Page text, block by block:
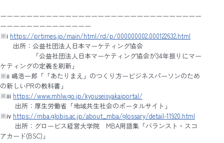
ーーーーーーーーーーーーーーーーーーーーーーーーーーーーーーー
ーーーーーーーーーーーーーー
※ⅰ https://prtimes.jp/main/html/rd/p/000000002.000122632.html
出所：公益社団法人日本マーケティング協会
「公益社団法人日本マーケティング協会が34年振りにマー
ケティングの定義を刷新」
※ⅱ 嶋浩一郎「「あたりまえ」のつくり方ービジネスパーソンのため
の新しいPRの教科書」
※ⅲ https://www.mhlw.go.jp/kyouseisyakaiportal/
出所：厚生労働省「地域共生社会のポータルサイト」
※ⅳ https://mba.globis.ac.jp/about_mba/glossary/detail-11920.html
出所：グロービス経営大学院 MBA用語集「バランスト・スコ
アカード(BSC)」